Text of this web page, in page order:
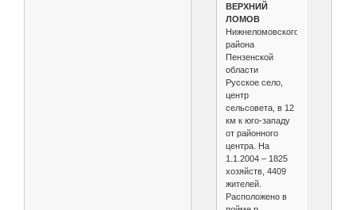
ВЕРХНИЙ
ЛОМОВ
Нижнеломовского
района
Пензенской
области
Русское село,
центр
сельсовета, в 12
км к юго-западу
от районного
центра. На
1.1.2004 – 1825
хозяйств, 4409
жителей.
Расположено в